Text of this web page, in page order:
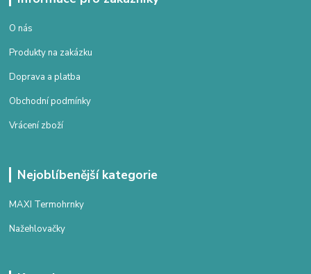
O nás
Produkty na zakázku
Doprava a platba
Obchodní podmínky
Vrácení zboží
Nejoblíbenější kategorie
MAXI Termohrnky
Nažehlovačky